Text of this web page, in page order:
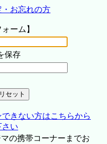
お忘れの方
ーム】
保存
きない方はこちらから
さい
の携帯コーナーまでお